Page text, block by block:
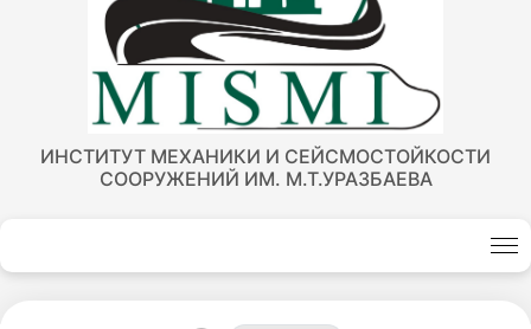
ИНСТИТУТ МЕХАНИКИ И СЕЙСМОСТОЙКОСТИ
СООРУЖЕНИЙ ИМ. М.Т.УРАЗБАЕВА